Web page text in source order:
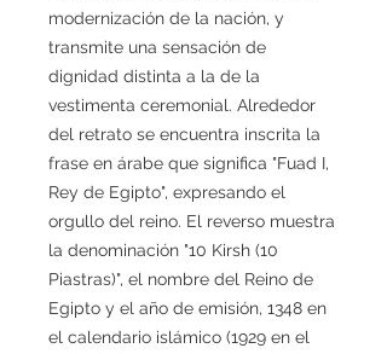
modernización de la nación, y
transmite una sensación de
dignidad distinta a la de la
vestimenta ceremonial. Alrededor
del retrato se encuentra inscrita la
frase en árabe que significa "Fuad I,
Rey de Egipto", expresando el
orgullo del reino. El reverso muestra
la denominación "10 Kirsh (10
Piastras)", el nombre del Reino de
Egipto y el año de emisión, 1348 en
el calendario islámico (1929 en el